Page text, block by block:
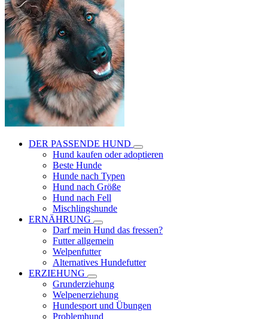
DER PASSENDE HUND
Hund kaufen oder adoptieren
Beste Hunde
Hunde nach Typen
Hund nach Größe
Hund nach Fell
Mischlingshunde
ERNÄHRUNG
Darf mein Hund das fressen?
Futter allgemein
Welpenfutter
Alternatives Hundefutter
ERZIEHUNG
Grunderziehung
Welpenerziehung
Hundesport und Übungen
Problemhund